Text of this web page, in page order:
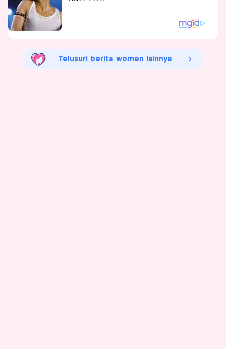
Telusuri berita women lainnya